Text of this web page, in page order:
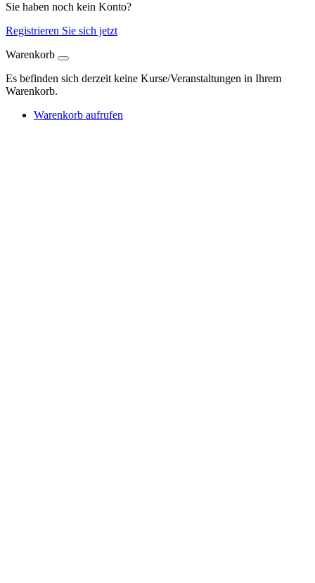
Sie haben noch kein Konto?
Registrieren Sie sich jetzt
Warenkorb
Es befinden sich derzeit keine Kurse/Veranstaltungen in Ihrem
Warenkorb.
Warenkorb aufrufen